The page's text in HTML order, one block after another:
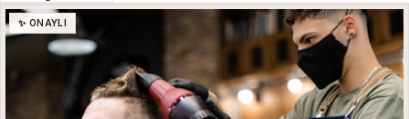
✨ ONAYLI